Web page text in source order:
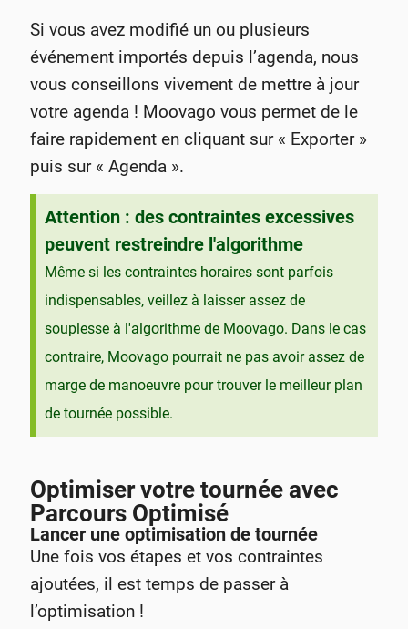
Si vous avez modifié un ou plusieurs
événement importés depuis l’agenda, nous
vous conseillons vivement de mettre à jour
votre agenda ! Moovago vous permet de le
faire rapidement en cliquant sur « Exporter »
puis sur « Agenda ».
Attention : des contraintes excessives
peuvent restreindre l'algorithme
Même si les contraintes horaires sont parfois
indispensables, veillez à laisser assez de
souplesse à l'algorithme de Moovago. Dans le cas
contraire, Moovago pourrait ne pas avoir assez de
marge de manoeuvre pour trouver le meilleur plan
de tournée possible.
Optimiser votre tournée avec
Parcours Optimisé
Lancer une optimisation de tournée
Une fois vos étapes et vos contraintes
ajoutées, il est temps de passer à
l’optimisation !